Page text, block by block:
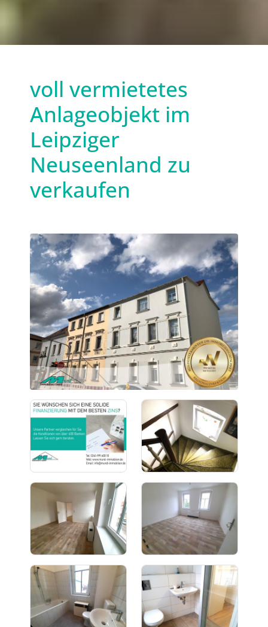
voll vermietetes
Anlageobjekt im
Leipziger
Neuseenland zu
verkaufen